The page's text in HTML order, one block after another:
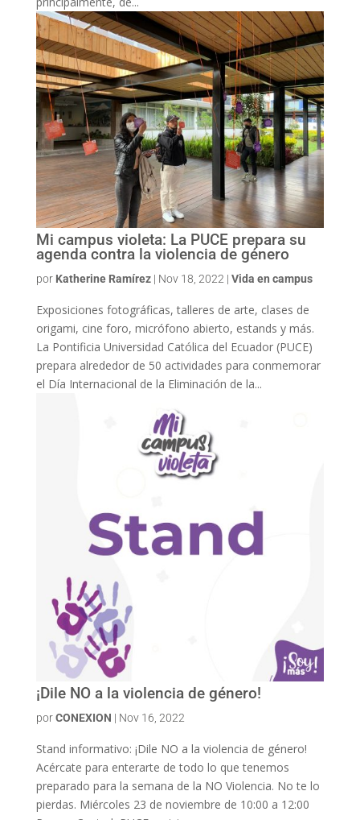
Mi campus violeta: La PUCE prepara su
agenda contra la violencia de género
por Katherine Ramírez| Nov 18, 2022 | Vida en campus
Exposiciones fotográficas, talleres de arte, clases de
origami, cine foro, micrófono abierto, estands y más.
La Pontificia Universidad Católica del Ecuador (PUCE)
prepara alrededor de 50 actividades para conmemorar
el Día Internacional de la Eliminación de la...
¡Dile NO a la violencia de género!
porCONEXION | Nov 16, 2022
Stand informativo: ¡Dile NO a la violencia de género!
Acércate para enterarte de todo lo que tenemos
preparado para la semana de la NO Violencia. No te lo
pierdas. Miércoles 23 de noviembre de 10:00 a 12:00